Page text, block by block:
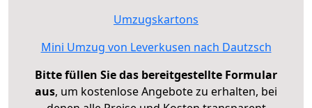
Umzugskartons
Mini Umzug von Leverkusen nach Dautzsch
Bitte füllen Sie das bereitgestellte Formular
aus, um kostenlose Angebote zu erhalten, bei